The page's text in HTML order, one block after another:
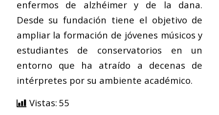
enfermos de alzhéimer y de la dana.
Desde su fundación tiene el objetivo de
ampliar la formación de jóvenes músicos y
estudiantes de conservatorios en un
entorno que ha atraído a decenas de
intérpretes por su ambiente académico.
Vistas: 55